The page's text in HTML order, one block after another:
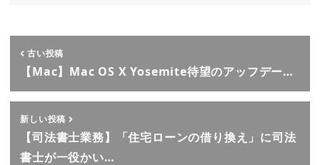
古い投稿
【Mac】Mac OS X Yosemite待望のアッフデー…
新しい投稿
【司法書士業務】「住宅ローンの借り換え」に司法
書士が一役かい…